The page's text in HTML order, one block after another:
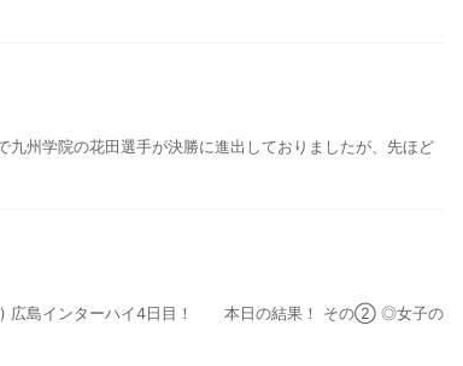
州学院の花田選手が決勝に進出しておりましたが、先ほど
広島インターハイ4日目！ 本日の結果！ その② ◎女子の